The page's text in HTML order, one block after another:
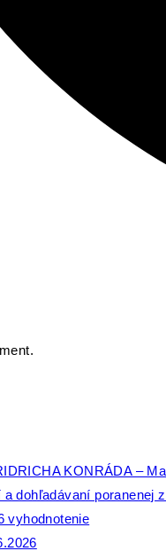
KONRÁDA –
dohľadávaní poranenej
vyhodnotenie